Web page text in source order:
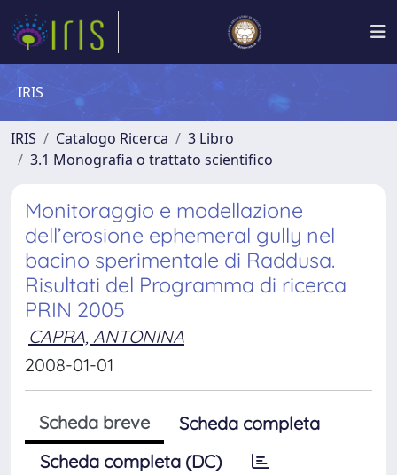
IRIS
IRIS Catalogo Ricerca
3 Libro
3.1 Monografia o trattato scientifico
Monitoraggio e modellazione
dell’erosione ephemeral gully nel
bacino sperimentale di Raddusa.
Risultati del Programma di ricerca
PRIN 2005
CAPRA, ANTONINA
2008-01-01
Scheda breve
Scheda completa
Scheda completa (DC)